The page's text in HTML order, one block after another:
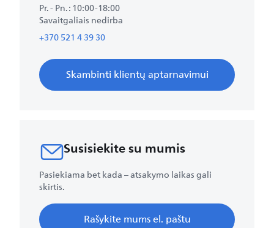
Pr. - Pn. : 10:00-18:00
Savaitgaliais nedirba
+370 521 4 39 30
Skambinti klientų aptarnavimui​
Susisiekite su mumis
Pasiekiama bet kada – atsakymo laikas gali
skirtis.
Rašykite mums el. paštu